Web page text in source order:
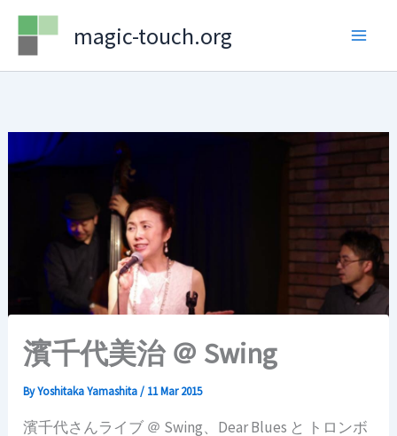
Skip
content
magic-touch.org
濱千代美治 ＠ Swing
ByYoshitaka Yamashita/ 11 Mar 2015
濱千代さんライブ ＠ Swing、Dear Blues と トロンボ